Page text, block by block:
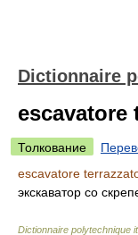
Dictionnaire
escavatore
Толкование
escavatore
экскаватор со
Dictionnaire polytechnique